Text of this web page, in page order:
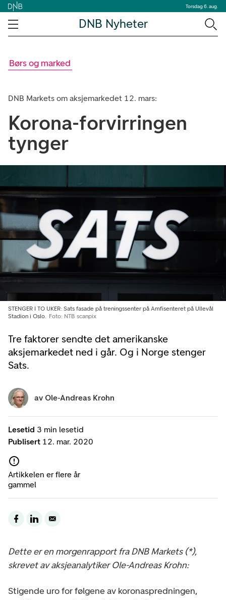
Torsdag 6. aug.
DNB Nyheter
Børs og marked
DNB Markets om aksjemarkedet 12. mars:
Korona-forvirringen
tynger
Tre faktorer sendte det amerikanske
aksjemarkedet ned i går. Og i Norge stenger
Sats.
STENGER I TO UKER: Sats fasade på treningssenter på Amfisenteret på Ullevål
Stadion i Oslo.
Foto: NTB scanpix
Lesetid 3 min lesetid
Publisert 12. mar. 2020
Artikkelen er flere år
gammel
av Ole-Andreas Krohn
Dette er en morgenrapport fra DNB Markets (*),
skrevet av aksjeanalytiker Ole-Andreas Krohn:
Stigende uro for følgene av koronaspredningen,